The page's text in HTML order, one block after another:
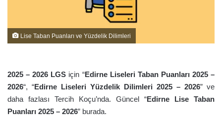
Lise Taban Puanları ve Yüzdelik Dilimleri
2025 – 2026 LGS için “Edirne Liseleri Taban Puanları 2025 –
2026“, “Edirne Liseleri Yüzdelik Dilimleri 2025 – 2026” ve
daha fazlası Tercih Koçu’nda. Güncel “Edirne Lise Taban
Puanları 2025 – 2026” burada.